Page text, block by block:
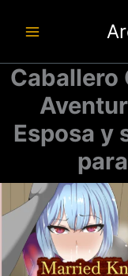
Caballero
Esposa y